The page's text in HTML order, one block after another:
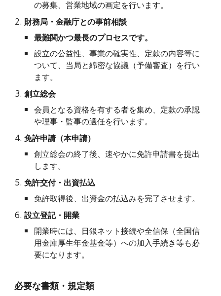
の募集、営業地域の画定を行います。
財務局・金融庁との事前相談
最難関かつ最長のプロセスです。
設立の公益性、事業の確実性、定款の内容等に
ついて、当局と綿密な協議（予備審査）を行い
ます。
創立総会
会員となる資格を有する者を集め、定款の承認
や理事・監事の選任を行います。
免許申請（本申請）
創立総会の終了後、速やかに免許申請書を提出
します。
免許交付・出資払込
免許取得後、出資金の払込みを完了させます。
設立登記・開業
開業時には、日銀ネット接続や全信保（全国信
用金庫厚生年金基金等）への加入手続き等も必
要になります。
必要な書類・規定類